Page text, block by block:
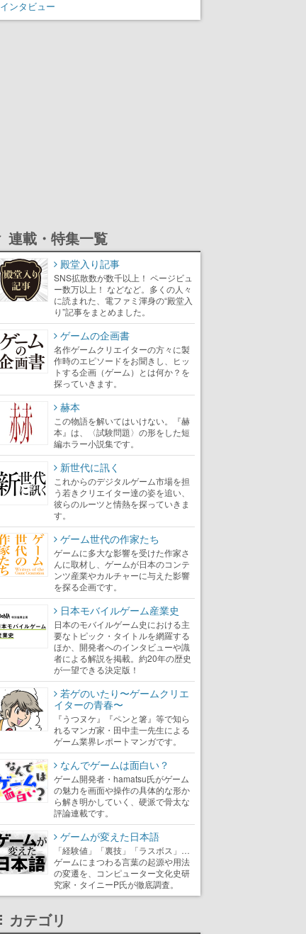
インタビュー
連載・特集一覧
殿堂入り記事
SNS拡散数が数千以上！ ページビュ
ー数万以上！ などなど。多くの人々
に読まれた、電ファミ渾身の“殿堂入
り”記事をまとめました。
ゲームの企画書
名作ゲームクリエイターの方々に製
作時のエピソードをお聞きし、ヒッ
トする企画（ゲーム）とは何か？を
探っていきます。
赫本
この物語を解いてはいけない。『赫
本』は、〈試験問題〉の形をした短
編ホラー小説集です。
新世代に訊く
これからのデジタルゲーム市場を担
う若きクリエイター達の姿を追い、
彼らのルーツと情熱を探っていきま
す。
ゲーム世代の作家たち
ゲームに多大な影響を受けた作家さ
んに取材し、ゲームが日本のコンテ
ンツ産業やカルチャーに与えた影響
を探る企画です。
日本モバイルゲーム産業史
日本のモバイルゲーム史における主
要なトピック・タイトルを網羅する
ほか、開発者へのインタビューや識
者による解説を掲載。約20年の歴史
が一望できる決定版！
若ゲのいたり〜ゲームクリエ
イターの青春〜
『うつヌケ』『ペンと箸』等で知ら
れるマンガ家・田中圭一先生による
ゲーム業界レポートマンガです。
なんでゲームは面白い？
ゲーム開発者・hamatsu氏がゲーム
の魅力を画面や操作の具体的な形か
ら解き明かしていく、硬派で骨太な
評論連載です。
ゲームが変えた日本語
「経験値」「裏技」「ラスボス」…
ゲームにまつわる言葉の起源や用法
の変遷を、コンピューター文化史研
究家・タイニーP氏が徹底調査。
カテゴリ